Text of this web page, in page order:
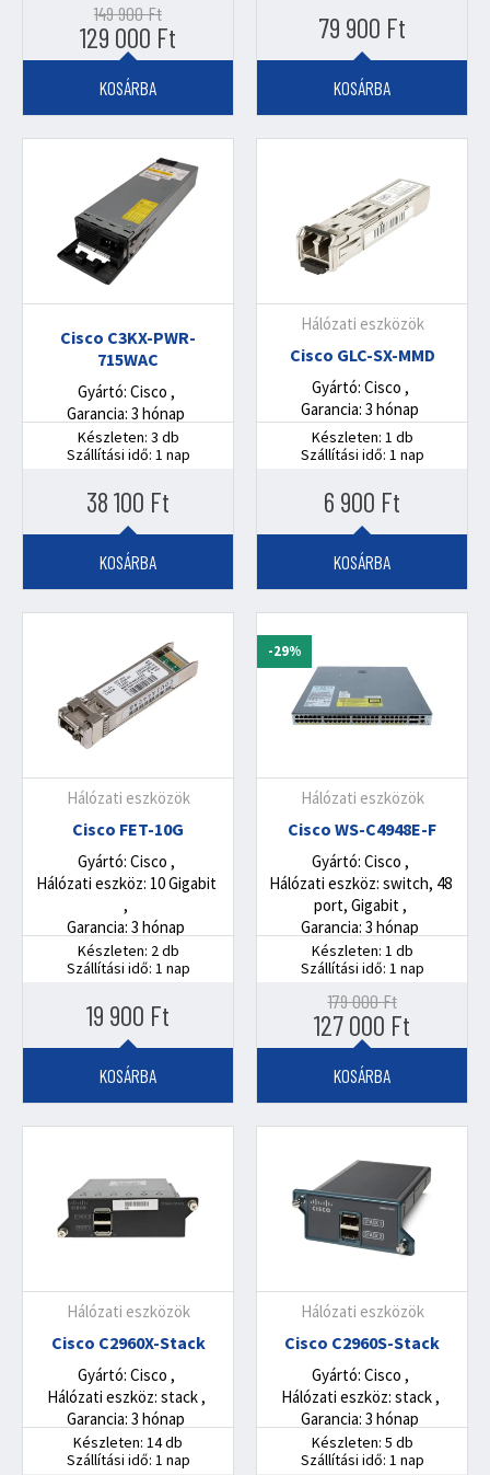
149 900Ft
Original
price
was:
149
900 Ft.
129 000 Ft
price
129
000 Ft.
KOSÁRBA
79 900 Ft
KOSÁRBA
Cisco C3KX-PWR-
715WAC
Gyártó: Cisco
Garancia: 3 hónap
Készleten: 3 db
Szállítási idő: 1 nap
38 100 Ft
KOSÁRBA
Hálózati eszközök
Cisco GLC-SX-MMD
Gyártó: Cisco
Garancia: 3 hónap
Készleten: 1 db
Szállítási idő: 1 nap
6 900 Ft
KOSÁRBA
Hálózati eszközök
Cisco FET-10G
Gyártó: Cisco
Hálózati eszköz: 10 Gigabit
Garancia: 3 hónap
Készleten: 2 db
Szállítási idő: 1 nap
19 900 Ft
KOSÁRBA
-29%
Hálózati eszközök
Cisco WS-C4948E-F
Gyártó: Cisco
Hálózati eszköz: switch, 48
port, Gigabit
Garancia: 3 hónap
Készleten: 1 db
Szállítási idő: 1 nap
179 000Ft
Original
price
was:
179
000 Ft.
127 000 Ft
price
127
000 Ft.
KOSÁRBA
Hálózati eszközök
Cisco C2960X-Stack
Gyártó: Cisco
Hálózati eszköz: stack
Garancia: 3 hónap
Készleten: 14 db
Szállítási idő: 1 nap
Hálózati eszközök
Cisco C2960S-Stack
Gyártó: Cisco
Hálózati eszköz: stack
Garancia: 3 hónap
Készleten: 5 db
Szállítási idő: 1 nap